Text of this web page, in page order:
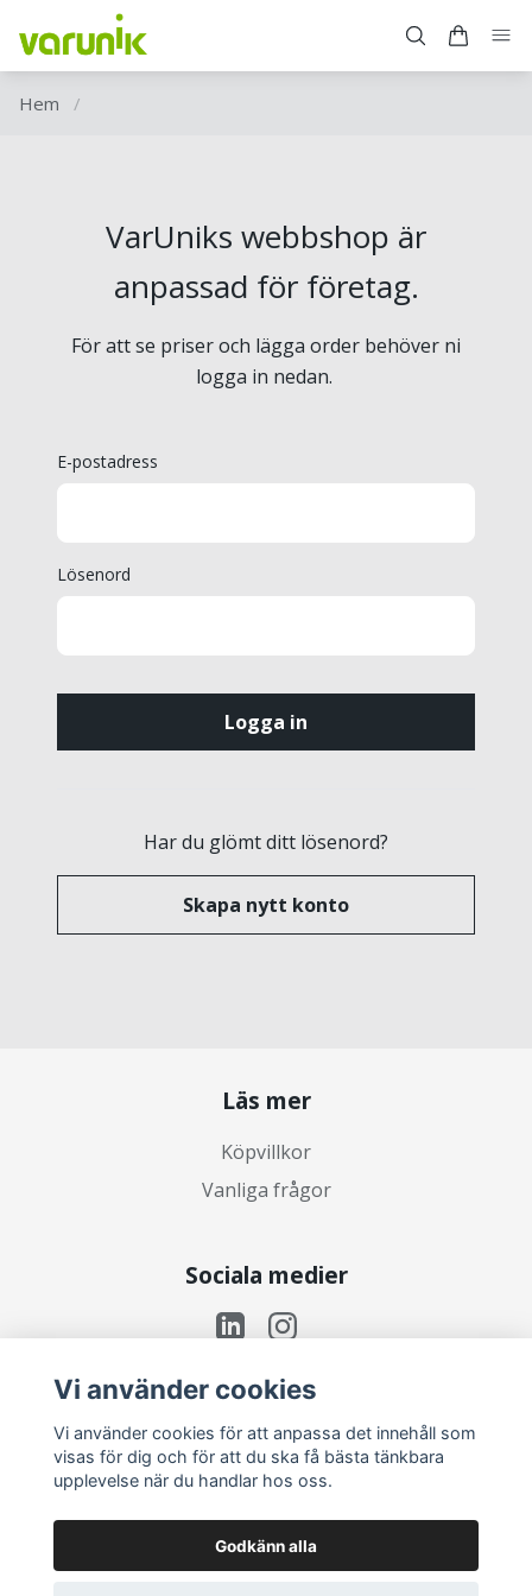
Hem /
VarUniks webbshop är
anpassad för företag.
För att se priser och lägga order behöver ni
logga in nedan.
E-postadress
Lösenord
Har du glömt ditt lösenord?
Skapa nytt konto
Läs mer
Köpvillkor
Vanliga frågor
Sociala medier
Prenumerera på vårt nyhetsbrev
Vi använder cookies
Vi använder cookies för att anpassa det innehåll som
visas för dig och för att du ska få bästa tänkbara
upplevelse när du handlar hos oss.
Godkänn alla